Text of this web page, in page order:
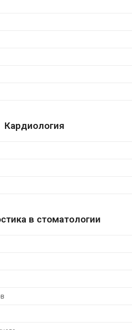
Кардиология
в стоматологии